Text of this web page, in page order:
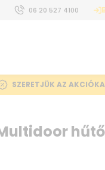
06 20 527 4100
SZERETJÜK AZ
Multidoor hűtő